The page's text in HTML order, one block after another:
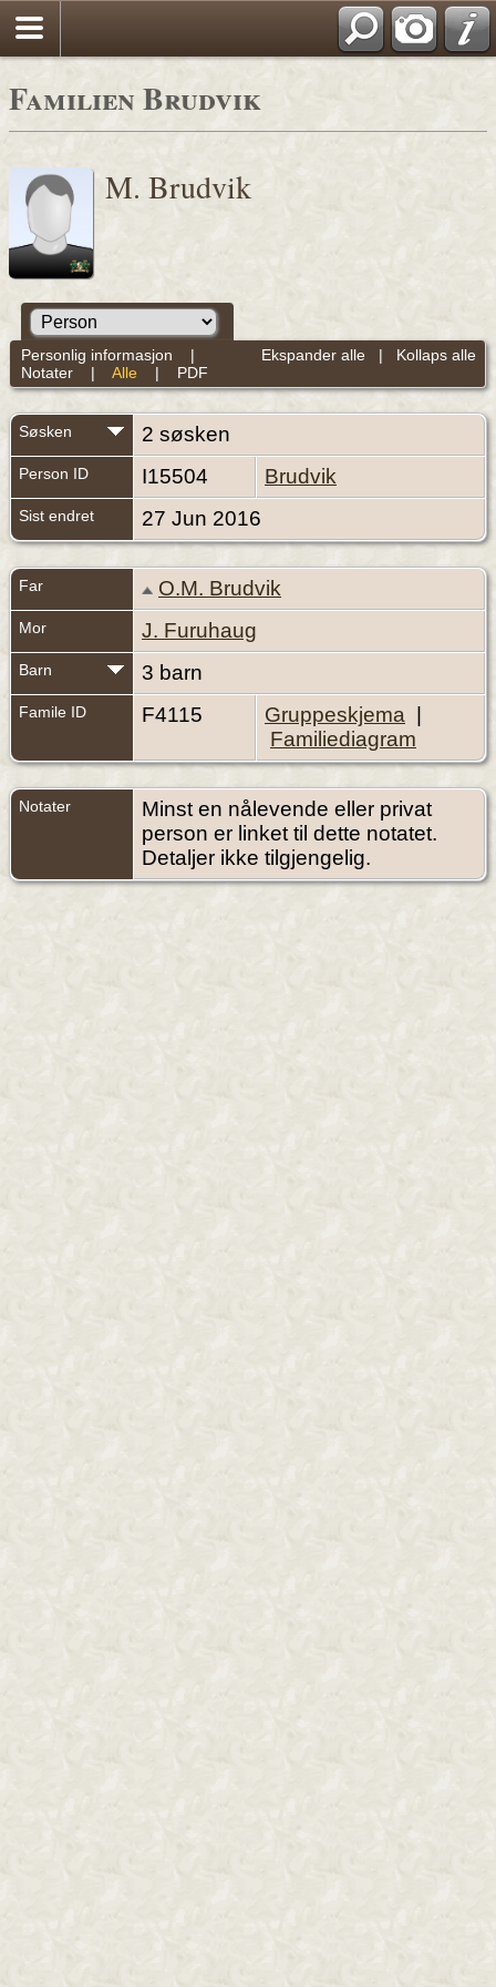
Familien Brudvik
M. Brudvik
Ekspander alle | Kollaps alle
Personlig informasjon |
Notater| Alle | PDF
Søsken 2 søsken
Person ID I15504 Brudvik
Sist endret 27 Jun 2016
Far O.M. Brudvik
Mor J. Furuhaug
Barn 3 barn
Famile ID F4115 Gruppeskjema
Familiediagram
Notater
Minst en nålevende eller privat
person er linket til dette notatet.
Detaljer ikke tilgjengelig.